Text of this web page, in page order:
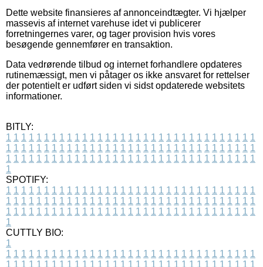
Dette website finansieres af annonceindtægter. Vi hjælper
massevis af internet varehuse idet vi publicerer
forretningernes varer, og tager provision hvis vores
besøgende gennemfører en transaktion.
Data vedrørende tilbud og internet forhandlere opdateres
rutinemæssigt, men vi påtager os ikke ansvaret for rettelser
der potentielt er udført siden vi sidst opdaterede websitets
informationer.
BITLY:
1 1 1 1 1 1 1 1 1 1 1 1 1 1 1 1 1 1 1 1 1 1 1 1 1 1 1 1 1 1 1 1 1
1 1 1 1 1 1 1 1 1 1 1 1 1 1 1 1 1 1 1 1 1 1 1 1 1 1 1 1 1 1 1 1 1
1 1 1 1 1 1 1 1 1 1 1 1 1 1 1 1 1 1 1 1 1 1 1 1 1 1 1 1 1 1 1 1 1
1
SPOTIFY:
1 1 1 1 1 1 1 1 1 1 1 1 1 1 1 1 1 1 1 1 1 1 1 1 1 1 1 1 1 1 1 1 1
1 1 1 1 1 1 1 1 1 1 1 1 1 1 1 1 1 1 1 1 1 1 1 1 1 1 1 1 1 1 1 1 1
1 1 1 1 1 1 1 1 1 1 1 1 1 1 1 1 1 1 1 1 1 1 1 1 1 1 1 1 1 1 1 1 1
1
CUTTLY BIO:
1
1 1 1 1 1 1 1 1 1 1 1 1 1 1 1 1 1 1 1 1 1 1 1 1 1 1 1 1 1 1 1 1 1
1 1 1 1 1 1 1 1 1 1 1 1 1 1 1 1 1 1 1 1 1 1 1 1 1 1 1 1 1 1 1 1 1